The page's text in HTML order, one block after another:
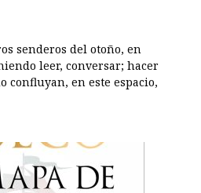
senderos del otoño, en
leer, conversar; hacer
confluyan, en este espacio,